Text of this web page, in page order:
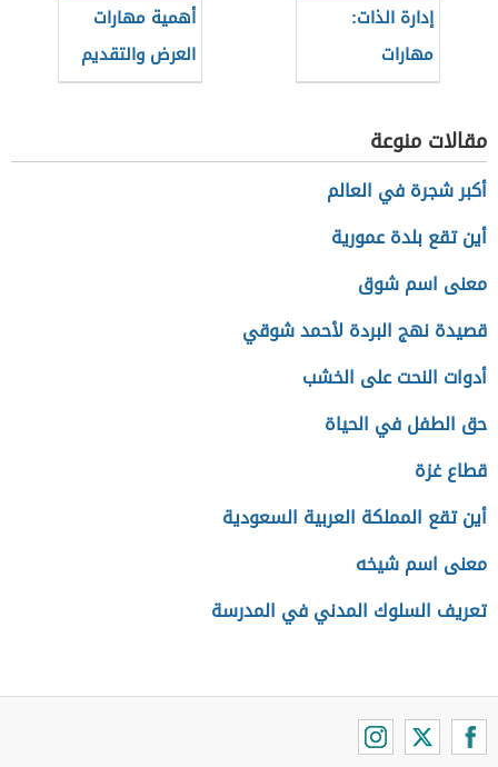
إدارة الذات:
مهارات
واستراتيجيات
أهمية مهارات
العرض والتقديم
مقالات منوعة
أكبر شجرة في العالم
أين تقع بلدة عمورية
معنى اسم شوق
قصيدة نهج البردة لأحمد شوقي
أدوات النحت على الخشب
حق الطفل في الحياة
قطاع غزة
أين تقع المملكة العربية السعودية
معنى اسم شيخه
تعريف السلوك المدني في المدرسة